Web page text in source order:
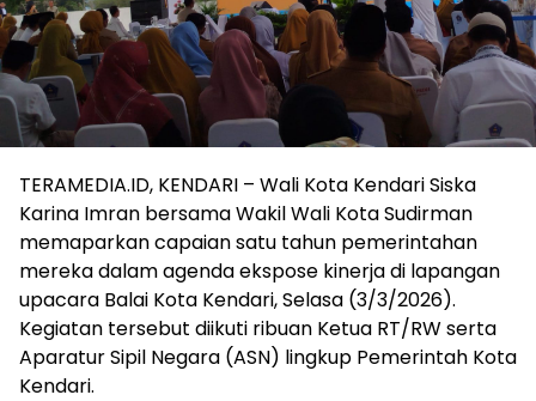
TERAMEDIA.ID, KENDARI – Wali Kota Kendari Siska
Karina Imran bersama Wakil Wali Kota Sudirman
memaparkan capaian satu tahun pemerintahan
mereka dalam agenda ekspose kinerja di lapangan
upacara Balai Kota Kendari, Selasa (3/3/2026).
Kegiatan tersebut diikuti ribuan Ketua RT/RW serta
Aparatur Sipil Negara (ASN) lingkup Pemerintah Kota
Kendari.